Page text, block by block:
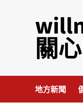
關
地方新聞